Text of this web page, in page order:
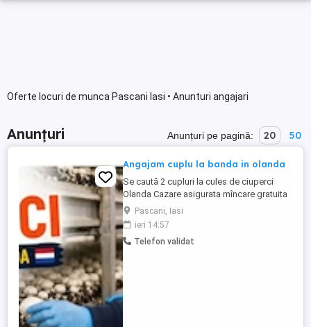
Oferte locuri de munca Pascani Iasi • Anunturi angajari
Anunțuri Anunțuri pe pagină: 20 50
Angajam cuplu la banda in olanda
Se caută 2 cupluri la cules de ciuperci
Olanda Cazare asigurata mîncare gratuita
Plecare 8 august doar cu transport nostru
Pascani, Iasi
ieri 14:57
Telefon validat